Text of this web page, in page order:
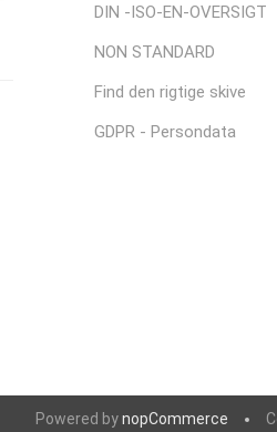
DIN -ISO-EN-OVERSIGT
NON STANDARD
Find den rigtige skive
GDPR - Persondata
Powered bynopCommerce